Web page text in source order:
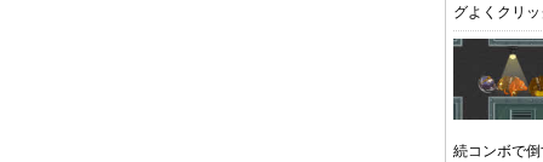
グよくクリ
続コンボで